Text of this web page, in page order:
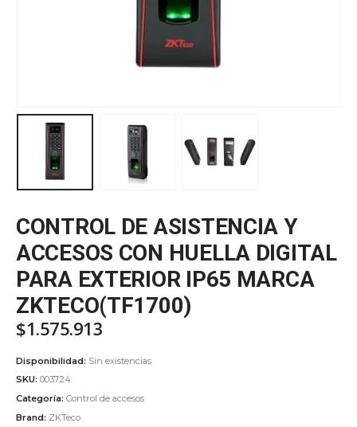
CONTROL DE ASISTENCIA Y
ACCESOS CON HUELLA DIGITAL
PARA EXTERIOR IP65 MARCA
ZKTECO(TF1700)
$1.575.913
Disponibilidad: Sin existencias
SKU: 003724
Categoría: Control de accesos
Brand: ZKTeco